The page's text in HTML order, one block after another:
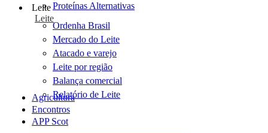
Proteínas Alternativas
Leite
Leite
Ordenha Brasil
Mercado do Leite
Atacado e varejo
Leite por região
Balança comercial
Relatório de Leite
Agricultura
Encontros
APP Scot